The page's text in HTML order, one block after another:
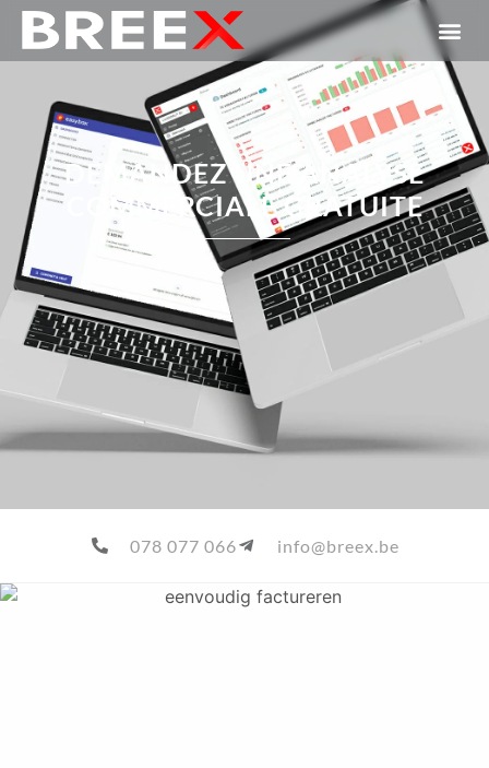
DEMANDEZ UNE ANALYSE
COMMERCIALE GRATUITE
078 077 066 info@breex.be